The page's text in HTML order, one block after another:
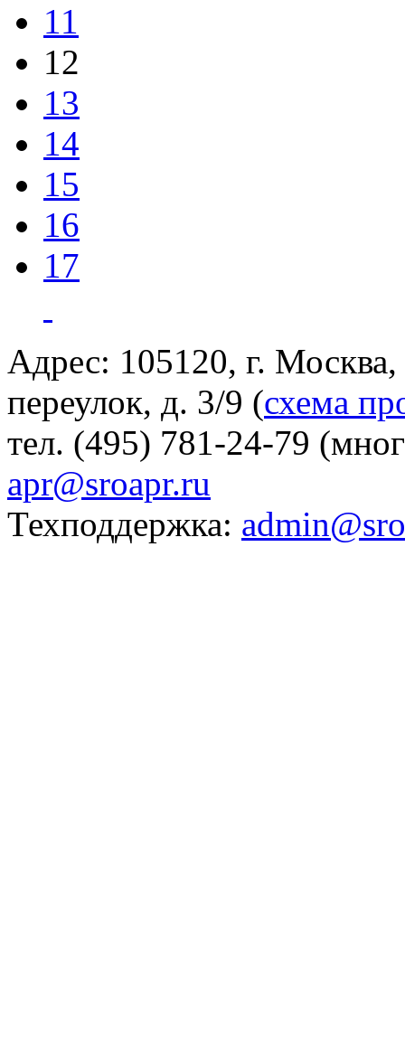
11
12
13
14
15
16
17
Адрес: 105120, г.
переулок, д. 3/9 (схема
тел. (495) 781-24-79
apr@sroapr.ru
Техподдержка: